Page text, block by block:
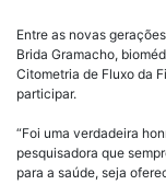
Entre as novas
Brida Gramacho,
Citometria de Fluxo da
participar.
“Foi uma verdadeira
pesquisadora que
para a saúde, seja